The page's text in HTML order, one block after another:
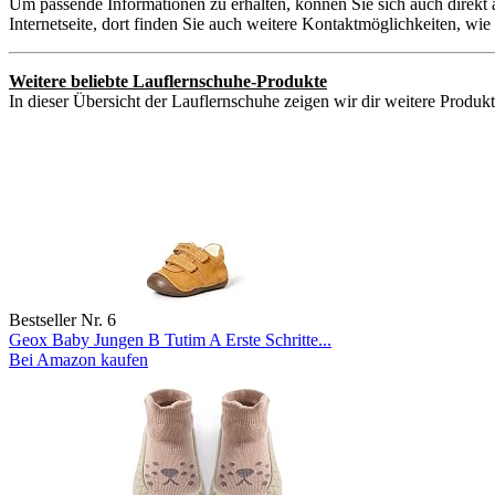
Internetseite, dort finden Sie auch weitere Kontaktmöglichkeiten,
Weitere beliebte Lauflernschuhe-Produkte
In dieser Übersicht der Lauflernschuhe zeigen wir dir weitere
Bestseller Nr. 6
Geox Baby Jungen B Tutim A Erste Schritte...
Bei Amazon kaufen